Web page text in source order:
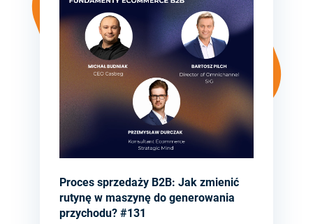
Proces sprzedaży B2B: Jak zmienić
rutynę w maszynę do generowania
przychodu? #131